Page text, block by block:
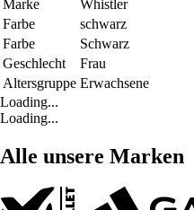
Marke
Whistler
Farbe
schwarz
Farbe
Schwarz
Geschlecht
Frau
Altersgruppe Erwachsene
Loading...
Loading...
Alle unsere Marken